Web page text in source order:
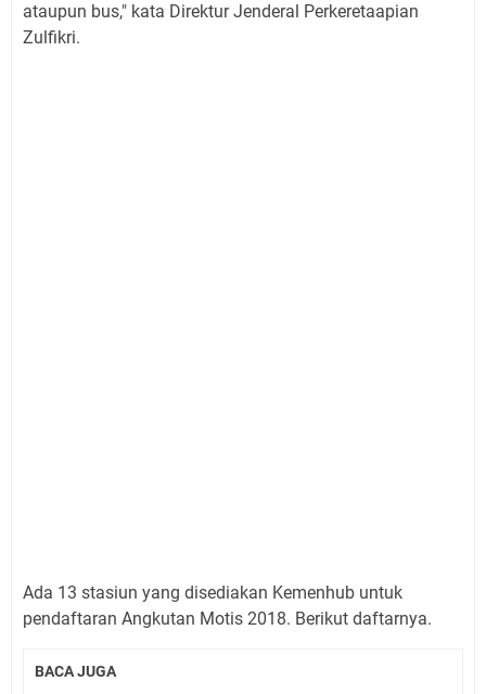
ataupun bus," kata Direktur Jenderal Perkeretaapian
Zulfikri.
Ada 13 stasiun yang disediakan Kemenhub untuk
pendaftaran Angkutan Motis 2018. Berikut daftarnya.
BACA JUGA